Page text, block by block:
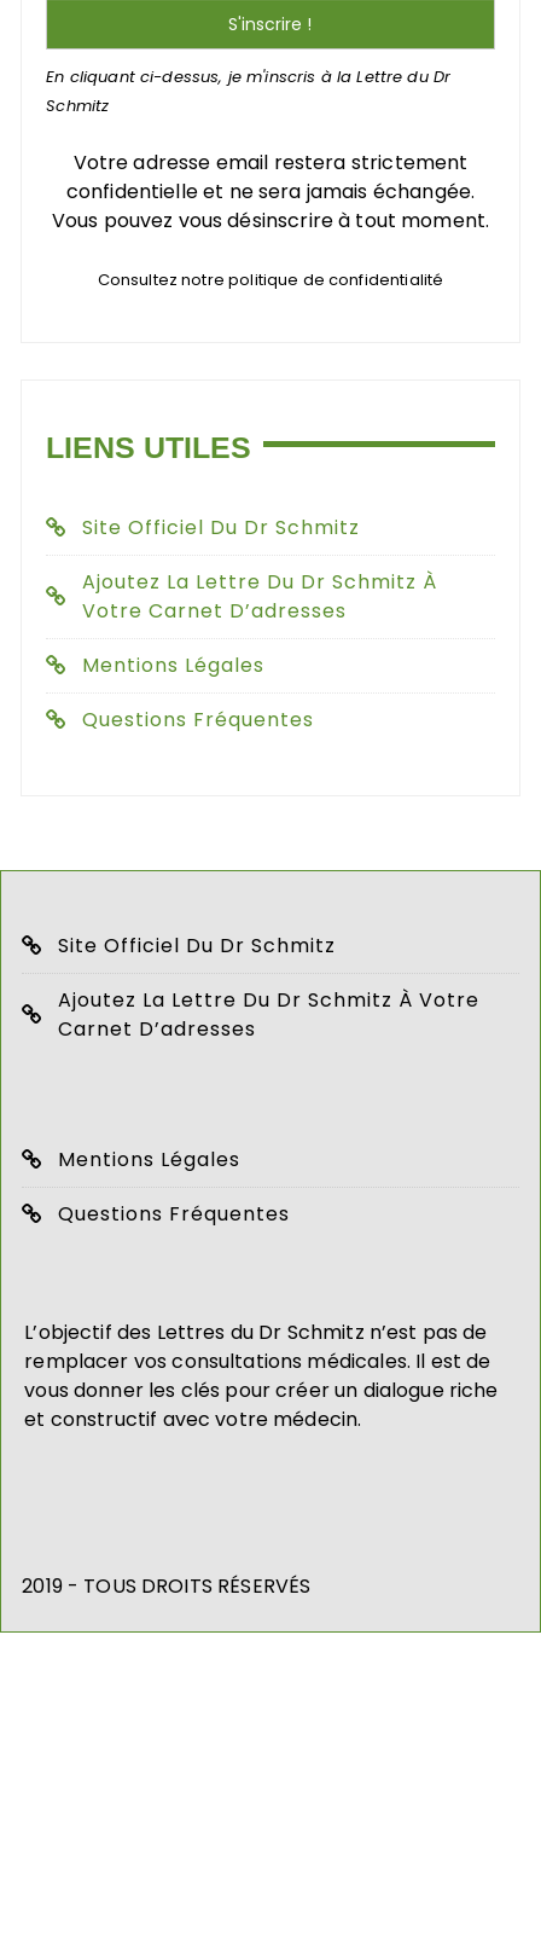
En cliquant ci-dessus, je m'inscris à la Lettre du Dr
Schmitz
Votre adresse email restera strictement
confidentielle et ne sera jamais échangée.
Vous pouvez vous désinscrire à tout moment.
Consultez notre politique de confidentialité
LIENS UTILES
Site Officiel Du Dr Schmitz
Ajoutez La Lettre Du Dr Schmitz À
Votre Carnet D’adresses
Mentions Légales
Questions Fréquentes
Site Officiel Du Dr Schmitz
Ajoutez La Lettre Du Dr Schmitz À Votre
Carnet D’adresses
Mentions Légales
Questions Fréquentes
L’objectif des Lettres du Dr Schmitz n’est pas de
remplacer vos consultations médicales. Il est de
vous donner les clés pour créer un dialogue riche
et constructif avec votre médecin.
2019 - TOUS DROITS RÉSERVÉS